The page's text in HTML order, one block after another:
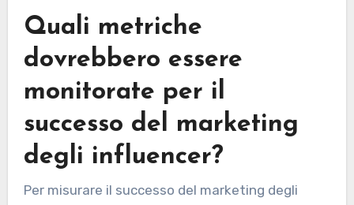
Quali metriche
dovrebbero essere
monitorate per il
successo del marketing
degli influencer?
Per misurare il successo del marketing degli